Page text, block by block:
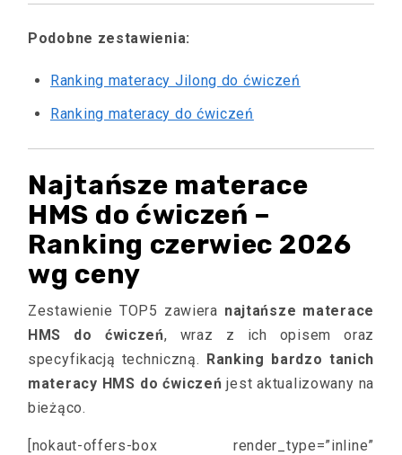
Podobne zestawienia:
Ranking materacy Jilong do ćwiczeń
Ranking materacy do ćwiczeń
Najtańsze materace
HMS do ćwiczeń –
Ranking czerwiec 2026
wg ceny
Zestawienie TOP5 zawiera najtańsze materace
HMS do ćwiczeń, wraz z ich opisem oraz
specyfikacją techniczną. Ranking bardzo tanich
materacy HMS do ćwiczeń jest aktualizowany na
bieżąco.
[nokaut-offers-box render_type=”inline”